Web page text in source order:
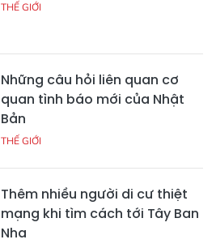
THẾ GIỚI
Những câu hỏi liên quan cơ
quan tình báo mới của Nhật
Bản
THẾ GIỚI
Thêm nhiều người di cư thiệt
mạng khi tìm cách tới Tây Ban
Nha